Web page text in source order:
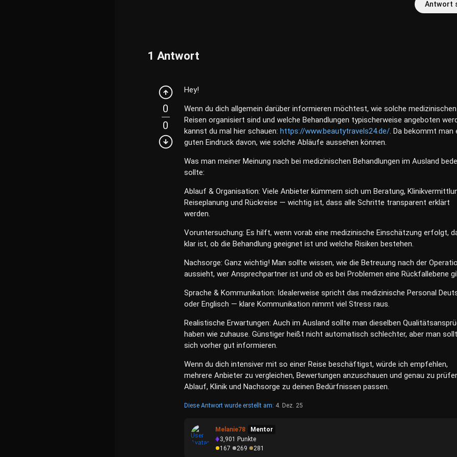
Antwort
1 Antwort
0
0
Hey!
Wenn du dich allgemein darüber informieren möchtest, wie solche medizinischen
Reisen organisiert sind und welche Behandlungen typischerweise angeboten
kannst du mal hier schauen: https://www.beautytravels24.de/. Da bekommt man
guten Eindruck davon, wie solche Abläufe aussehen können.
Was man meiner Meinung nach bei medizinischen Behandlungen im Ausland
sollte:
Ablauf & Organisation: Viele Anbieter kümmern sich um Beratung,
Reiseplanung und Rückreise — wichtig ist, dass alle Schritte transparent erklärt
werden.
Voruntersuchung: Es hilft, wenn vorab eine medizinische Einschätzung erfolgt,
klar ist, ob die Behandlung geeignet ist und welche Risiken bestehen.
Nachsorge: Ganz wichtig! Man sollte wissen, wie die Betreuung nach der
aussieht, wer Ansprechpartner ist und ob es bei Problemen eine Rückfallebene
Sprache & Kommunikation: Idealerweise spricht das medizinische Personal
oder Englisch — klare Kommunikation nimmt viel Stress raus.
Realistische Erwartungen: Auch im Ausland sollte man dieselben
haben wie zuhause. Günstiger heißt nicht automatisch schlechter, aber man
sich vorher gut informieren.
Wenn du dich intensiver mit so einer Reise beschäftigst, würde ich empfehlen,
mehrere Anbieter zu vergleichen, Bewertungen anzuschauen und genau zu
Ablauf, Klinik und Nachsorge zu deinen Bedürfnissen passen.
Diese Antwort wurde erstellt am: 4. Dez. 25
Melanie78
Mentor
3,901 Punkte
167
269 281